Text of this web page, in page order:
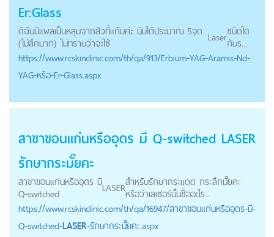
Er:Glass
ดิฉันมีแผลเป็นหลุมจากสิวที่แก้มค่ะ นับได้ประมาณ 5จุด
(ไม่ลึกมาก) ไม่ทราบว่าจะใช้
Laserชนิดใด
กับร...
https://www.rcskinclinic.com/th/qa/913/Erbium-YAG-Aramis-Nd-
YAG-หรือ-Er-Glass.aspx
สาขาขอนแก่นหรืออุดร มี Q-switched LASER
รักษากระมั๊ยคะ
สาขาขอนแก่นหรืออุดร มี
Q-switched
LASERสำหรับรักษากระแดด กระลึกมั๊ยคะ
หรือว่าเลเซอร์นั้นชื่ออะไร...
https://www.rcskinclinic.com/th/qa/16947/สาขาขอนแก่นหรืออุดร-มี-
Q-switched-LASER-รักษากระมั๊ยคะ.aspx